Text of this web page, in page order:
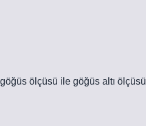
ölçüsü ile göğüs altı ölçüsü